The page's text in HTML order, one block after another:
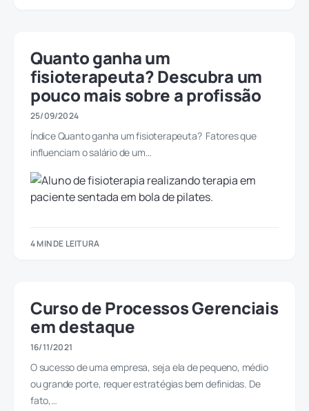
Quanto ganha um
fisioterapeuta? Descubra um
pouco mais sobre a profissão
25/09/2024
Índice Quanto ganha um fisioterapeuta? Fatores que
influenciam o salário de um…
4 MIN DE LEITURA
Curso de Processos Gerenciais
em destaque
16/11/2021
O sucesso de uma empresa, seja ela de pequeno, médio
ou grande porte, requer estratégias bem definidas. De
fato,…